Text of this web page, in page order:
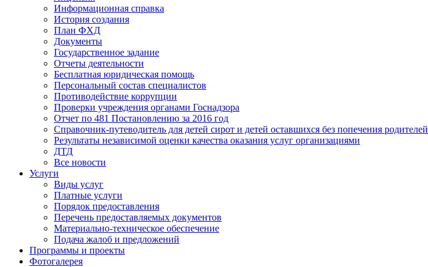
Информационная справка
История создания
План ФХД
Документы
Государственное задание
Отчеты деятельности
Бесплатная юридическая помощь
Персональный состав специалистов
Противодействие коррупции
Проверки учреждения органами Госнадзора
Отчет по 481 Постановлению за 2016 год
Справочник-путеводитель для детей сирот и детей оставшихся без попечения родителей
Результаты независимой оценки качества оказания услуг организациями
ДТД
Все новости
Услуги
Виды услуг
Платные услуги
Порядок предоставления
Перечень предоставляемых документов
Материально-техническое обеспечение
Подача жалоб и предложений
Программы и проекты
Фотогалерея